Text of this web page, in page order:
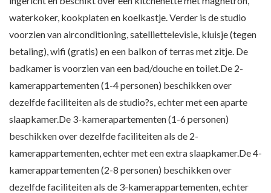
waterkoker, kookplaten en koelkastje. Verder is de studio
voorzien van airconditioning, satelliettelevisie, kluisje (tegen
betaling), wifi (gratis) en een balkon of terras met zitje. De
badkamer is voorzien van een bad/douche en toilet.De 2-
kamerappartementen (1-4 personen) beschikken over
dezelfde faciliteiten als de studio?s, echter met een aparte
slaapkamer.De 3-kamerapartementen (1-6 personen)
beschikken over dezelfde faciliteiten als de 2-
kamerappartementen, echter met een extra slaapkamer.De 4-
kamerappartementen (2-8 personen) beschikken over
dezelfde faciliteiten als de 3-kamerappartementen, echter